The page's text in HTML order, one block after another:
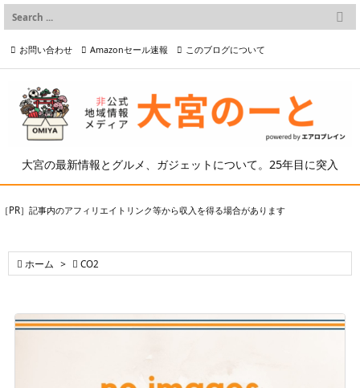
大宮の最新情報とグルメ、ガジェットについて。25年目に突入

メニュー

検索
お問い合わせ Amazonセール速報 このブログについて
プライバシーポリシー等
［PR］記事内のアフィリエイトリンク等から収入を得る場合があります
 ホーム >  CO2